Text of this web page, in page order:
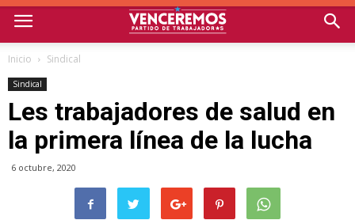
Inicio Sindical
Sindical
Les trabajadores de salud en
la primera línea de la lucha
6 octubre, 2020